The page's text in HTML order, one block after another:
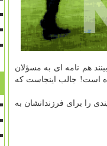
هم نامه ای به مسؤلان
است! جالب اینجاست كه
را برای فرزندانشان به